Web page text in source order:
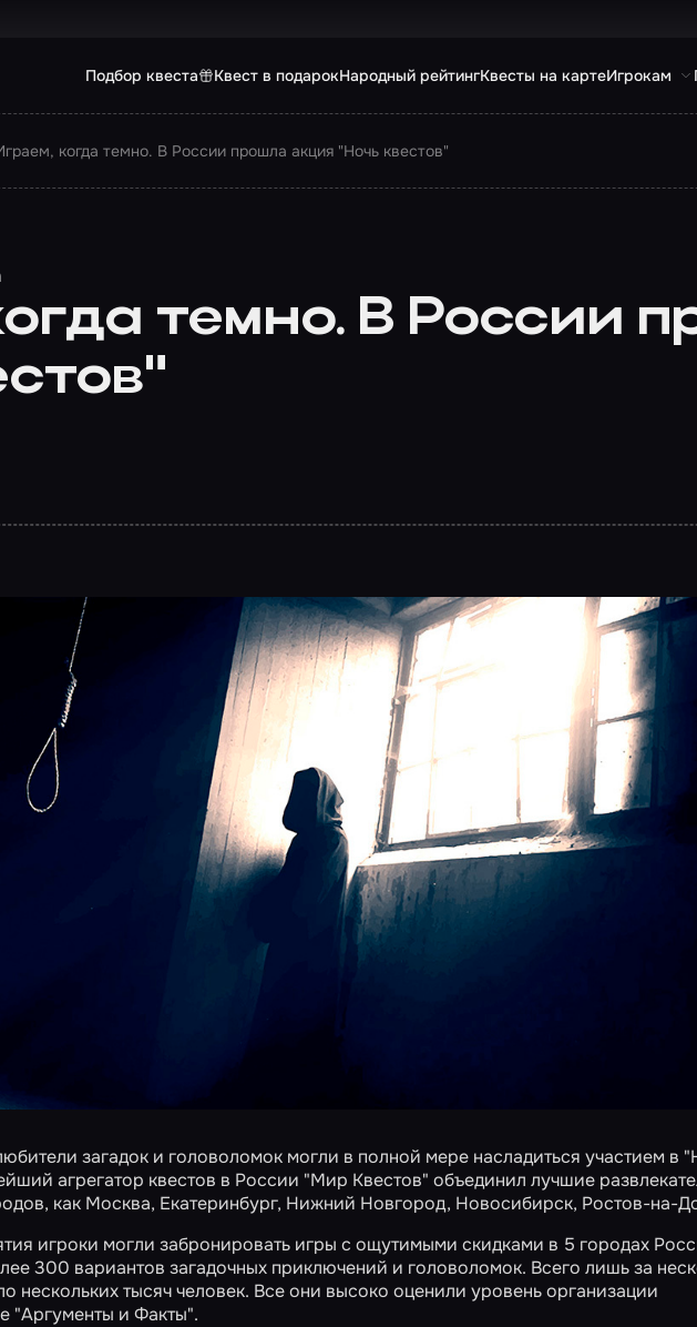
Подбор квеста Квест в подарокНародный рейтингКвесты на картеИгрокам
когда темно. В России прошла акция "Ночь квестов"
темно. В России
загадок и головоломок могли в полной мере насладиться участием в
агрегатор квестов в России "Мир Квестов" объединил лучшие
как Москва, Екатеринбург, Нижний Новгород, Новосибирск, Ростов-на-
игроки могли забронировать игры с ощутимыми скидками в 5 городах
300 вариантов загадочных приключений и головоломок. Всего лишь за
нескольких тысяч человек. Все они высоко оценили уровень организации
"Аргументы и Факты".